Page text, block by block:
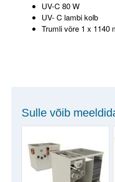
UV-C 80 W
UV- C lambi kolb
Trumli võre 1 x
Sulle võib